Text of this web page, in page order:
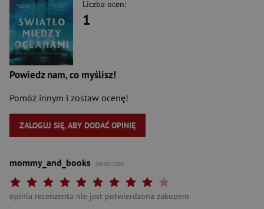
Liczba ocen:
1
Powiedz nam, co myślisz!
Pomóż innym i zostaw ocenę!
ZALOGUJ SIĘ, ABY DODAĆ OPINIĘ
mommy_and_books 04/05/2026
Twoja ocena: Arcydzieło
Twoja ocena: Wybitna 9/10"
Twoja ocena: Rewelacyjna 8/10"
Twoja ocena: Bardzo dobra 7/10"
Twoja ocena: Dobra 6/10"
Twoja ocena: Przeciętna 5/10"
Twoja ocena: Może być 4/10"
Twoja ocena: Słaba 3/10"
Twoja ocena: Bardzo słaba 2/10"
Twoja ocena: Beznadziejna 1/10"
opinia recenzenta nie jest potwierdzona zakupem